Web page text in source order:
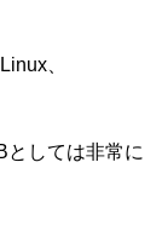
、
としては非常に